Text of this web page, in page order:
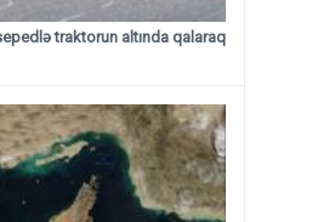
traktorun altında qalaraq